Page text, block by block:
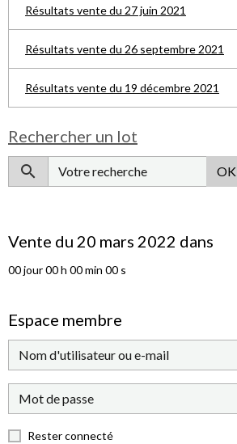
Résultats vente du 27 juin 2021
Résultats vente du 26 septembre 2021
Résultats vente du 19 décembre 2021
Rechercher un lot
OK
Vente du 20 mars 2022 dans
00jour00h 00min 00 s
Espace membre
Rester connecté